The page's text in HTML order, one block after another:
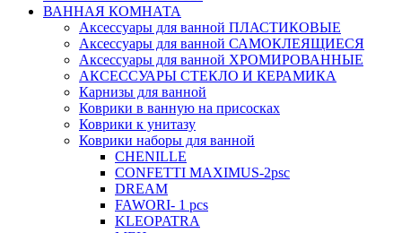
ВАННАЯ КОМНАТА
Аксессуары для ванной ПЛАСТИКОВЫЕ
Аксессуары для ванной САМОКЛЕЯЩИЕСЯ
Аксессуары для ванной ХРОМИРОВАННЫЕ
АКСЕССУАРЫ СТЕКЛО И КЕРАМИКА
Карнизы для ванной
Коврики в ванную на присосках
Коврики к унитазу
Коврики наборы для ванной
CHENILLE
CONFETTI MAXIMUS-2psc
DREAM
FAWORI- 1 pcs
KLEOPATRA